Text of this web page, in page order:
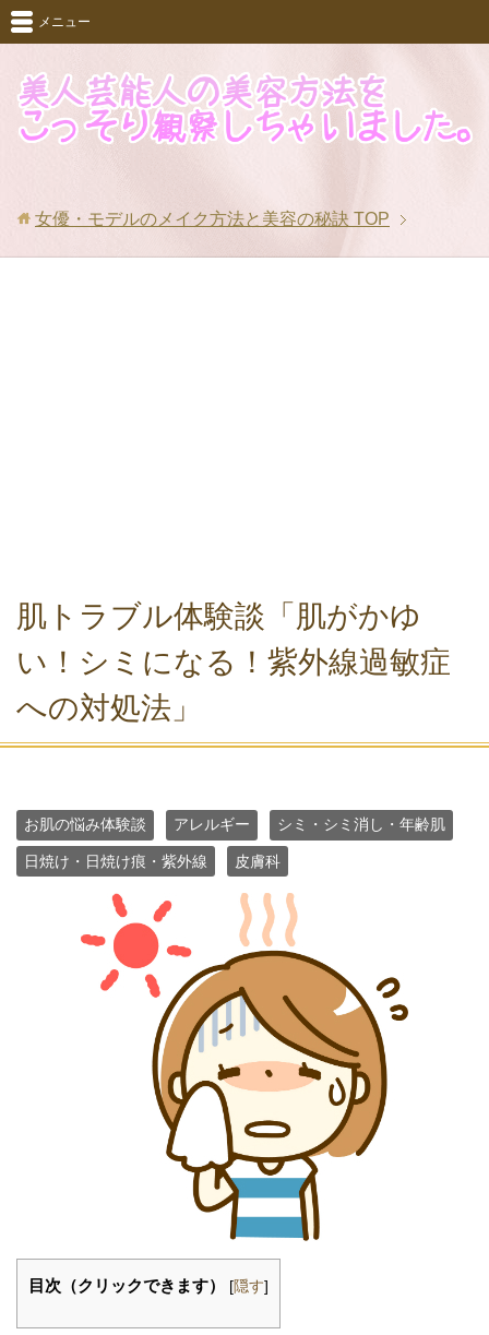
メニュー
女優・モデルのメイク方法と美容の秘訣 TOP
肌トラブル体験談「肌がかゆ
い！シミになる！紫外線過敏症
への対処法」
お肌の悩み体験談 アレルギー シミ・シミ消し・年齢肌
日焼け・日焼け痕・紫外線 皮膚科
目次（クリックできます） [隠す]